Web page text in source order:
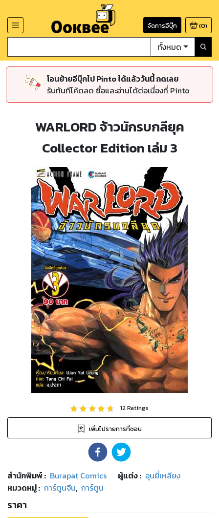
จัดการอีบุ๊ก (0)
ทั้งหมด
โอนย้ายอีบุ๊กไป Pinto ได้แล้ววันนี้ กดเลย
รับทันทีโค้ดลด ซื้อและอ่านได้ต่อเนื่องที่ Pinto
WARLORD จ้าวนักรบกลียุค
Collector Edition เล่ม 3
12Ratings
เพิ่มไปรายการที่ชอบ
สำนักพิมพ์: Burapat Comics ผู้แต่ง : อุนยี่เหลียง
หมวดหมู่: การ์ตูนจีน, การ์ตูน
ราคา